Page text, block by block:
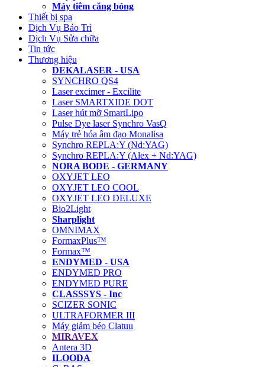
Máy tiêm căng bóng
Thiết bị spa
Dịch Vụ Bảo Trì
Dịch Vụ Sửa chữa
Tin tức
Thương hiệu
DEKALASER - USA
SYNCHRO QS4
Laser excimer - Excilite
Laser SMARTXIDE DOT
Laser hút mỡ SmartLipo
Pulse Dye laser Synchro VasQ
Máy trẻ hóa âm đạo Monalisa
Synchro REPLA:Y (Nd:YAG)
Synchro REPLA:Y (Alex + Nd:YAG)
NORA BODE - GERMANY
OXYJET LEO
OXYJET LEO COOL
OXYJET LEO DELUXE
Bio2Light
Sharplight
OMNIMAX
FormaxPlus™
Formax™
ENDYMED - USA
ENDYMED PRO
ENDYMED PURE
CLASSSYS - Inc
SCIZER SONIC
ULTRAFORMER III
Máy giảm béo Clatuu
MIRAVEX
Antera 3D
ILOODA